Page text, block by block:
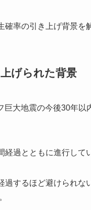
率の引き上げ背景を
げられた背景
大地震の今後30年
過とともに進行して
するほど避けられな